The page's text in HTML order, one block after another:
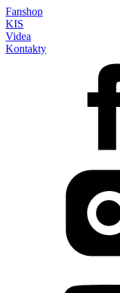
Fanshop
KIS
Videa
Kontakty